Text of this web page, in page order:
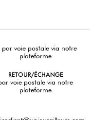
RETOUR/ÉCHANGE
voie postale via notre
plateforme